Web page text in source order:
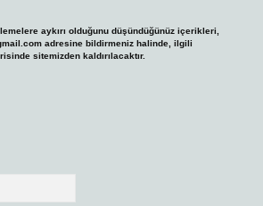
aykırı olduğunu düşündüğünüz içerikleri,
adresine bildirmeniz halinde, ilgili
sitemizden kaldırılacaktır.